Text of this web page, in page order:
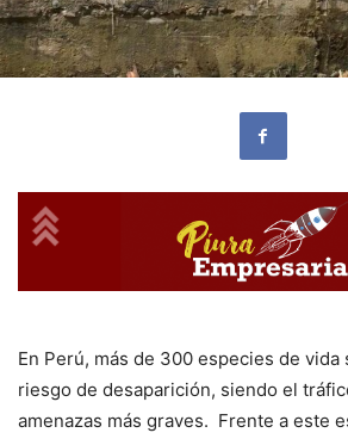
En Perú, más de 300 especies de
riesgo de desaparición, siendo el
amenazas más graves. Frente a este